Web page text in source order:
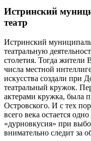
Истринский
театр
Истринский
театральную
столетия. Тогда
числа местной
искусства создали при
театральный кружок.
актерами кружка, была
Островского. И с тех
всего века остается
«дурновкусия» при
внимательно следит за